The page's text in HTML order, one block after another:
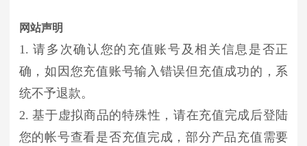
网站声明
1. 请多次确认您的充值账号及相关信息是否正
确，如因您充值账号输入错误但充值成功的，系
统不予退款。
2. 基于虚拟商品的特殊性，请在充值完成后登陆
您的帐号查看是否充值完成，部分产品充值需要